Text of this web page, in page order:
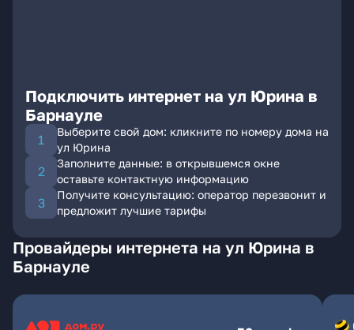
Подключить интернет на ул Юрина в
Барнауле
Выберите свой дом: кликните по номеру дома на
ул Юрина
Заполните данные: в открывшемся окне
оставьте контактную информацию
Получите консультацию: оператор перезвонит и
предложит лучшие тарифы
Провайдеры интернета на ул Юрина в
Барнауле